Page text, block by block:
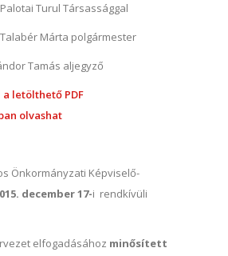
Turul Társassággal
Márta polgármester
Tamás aljegyző
letölthető PDF
olvashat
Önkormányzati Képviselő-
december 17-i rendkívüli
elfogadásához minősített